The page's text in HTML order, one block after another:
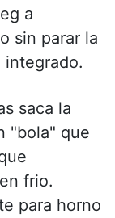
a
sin parar la
integrado.
saca la
"bola" que
frio.
para horno